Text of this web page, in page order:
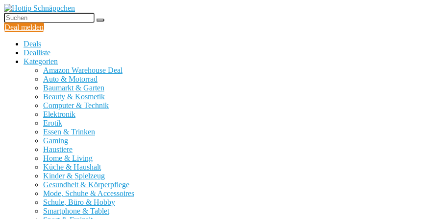
Deal melden
Deals
Dealliste
Kategorien
Amazon Warehouse Deal
Auto & Motorrad
Baumarkt & Garten
Beauty & Kosmetik
Computer & Technik
Elektronik
Erotik
Essen & Trinken
Gaming
Haustiere
Home & Living
Küche & Haushalt
Kinder & Spielzeug
Gesundheit & Körperpflege
Mode, Schuhe & Accessoires
Schule, Büro & Hobby
Smartphone & Tablet